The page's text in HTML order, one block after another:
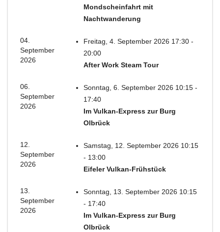
Mondscheinfahrt mit
Nachtwanderung
04.
September
2026
Freitag, 4. September 2026 17:30 -
20:00
After Work Steam Tour
06.
September
2026
Sonntag, 6. September 2026 10:15 -
17:40
Im Vulkan-Express zur Burg
Olbrück
12.
September
2026
Samstag, 12. September 2026 10:15
- 13:00
Eifeler Vulkan-Frühstück
13.
September
2026
Sonntag, 13. September 2026 10:15
- 17:40
Im Vulkan-Express zur Burg
Olbrück